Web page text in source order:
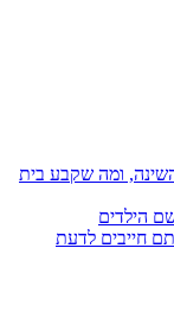
ומה שקבע בית
הילדים
חייבים לדעת